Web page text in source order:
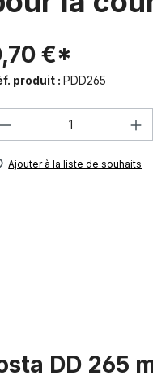
€*
produit : PDD265
de
Ajouter à la liste de souhaits
DD 265